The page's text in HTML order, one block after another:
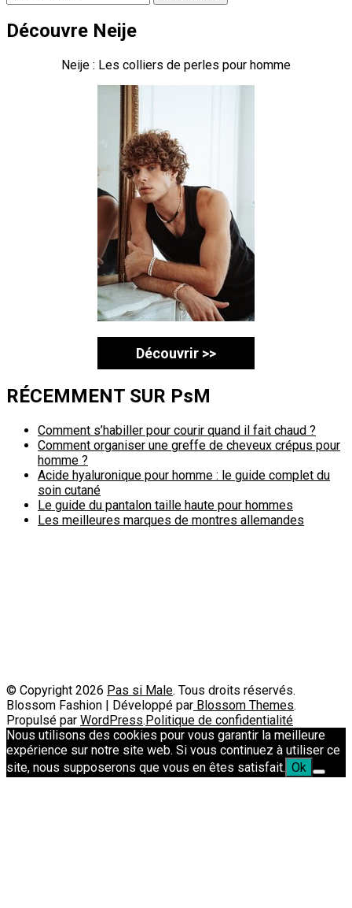
Découvre Neije
Neije : Les colliers de perles pour homme
Découvrir >>
RÉCEMMENT SUR PsM
Comment s’habiller pour courir quand il fait chaud ?
Comment organiser une greffe de cheveux crépus pour
homme ?
Acide hyaluronique pour homme : le guide complet du
soin cutané
Le guide du pantalon taille haute pour hommes
Les meilleures marques de montres allemandes
© Copyright 2026 Pas si Male. Tous droits réservés.
Blossom Fashion | Développé par Blossom Themes.
Propulsé par WordPress.Politique de confidentialité
Nous utilisons des cookies pour vous garantir la meilleure
expérience sur notre site web. Si vous continuez à utiliser ce
site, nous supposerons que vous en êtes satisfait. Ok